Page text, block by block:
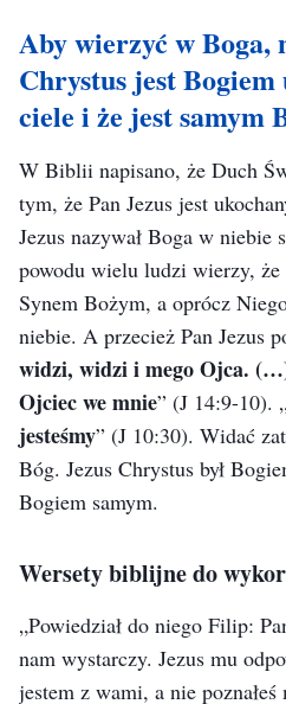
Aby wierzyć w Boga,
Chrystus jest
ciele i że jest samym
W Biblii napisano, że Duch
tym, że Pan Jezus jest
Jezus nazywał Boga w niebie
powodu wielu ludzi wierzy, że
Synem Bożym, a oprócz
niebie. A przecież Pan Jezus
widzi, widzi i mego Ojca.
Ojciec we mnie” (J 14:9-10).
jesteśmy” (J 10:30). Widać
Bóg. Jezus Chrystus był
Bogiem samym.
Wersety biblijne do
„Powiedział do niego Filip:
nam wystarczy. Jezus mu
jestem z wami, a nie